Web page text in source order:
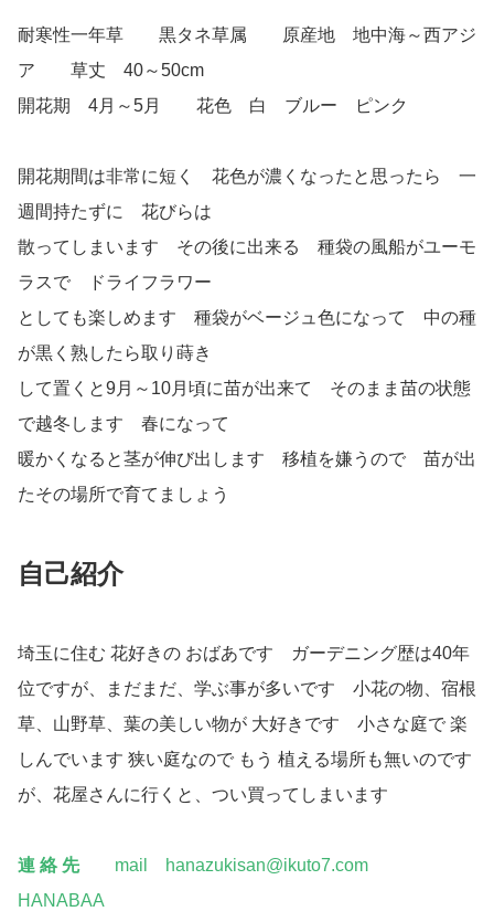
耐寒性一年草 黒タネ草属 原産地 地中海～西アジ
ア 草丈 40～50cm
開花期 4月～5月 花色 白 ブルー ピンク
開花期間は非常に短く 花色が濃くなったと思ったら 一
週間持たずに 花びらは
散ってしまいます その後に出来る 種袋の風船がユーモ
ラスで ドライフラワー
としても楽しめます 種袋がベージュ色になって 中の種
が黒く熟したら取り蒔き
して置くと9月～10月頃に苗が出来て そのまま苗の状態
で越冬します 春になって
暖かくなると茎が伸び出します 移植を嫌うので 苗が出
たその場所で育てましょう
自己紹介
埼玉に住む 花好きの おばあです ガーデニング歴は40年
位ですが、まだまだ、学ぶ事が多いです 小花の物、宿根
草、山野草、葉の美しい物が 大好きです 小さな庭で 楽
しんでいます 狭い庭なので もう 植える場所も無いのです
が、花屋さんに行くと、つい買ってしまいます
連 絡 先mail hanazukisan@ikuto7.com
HANABAA